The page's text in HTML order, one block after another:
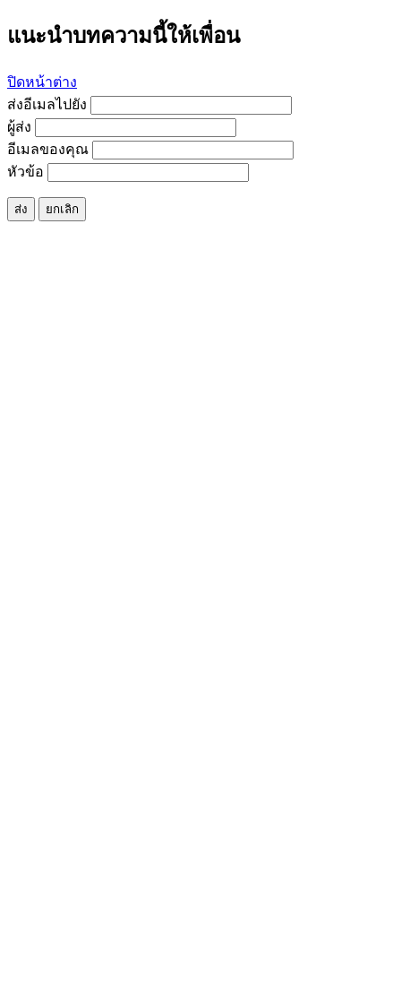
แนะนำบทความนี้ให้เพื่อน
ปิดหน้าต่าง
ส่งอีเมลไปยัง
ผู้ส่ง
อีเมลของคุณ
หัวข้อ
ส่ง ยกเลิก